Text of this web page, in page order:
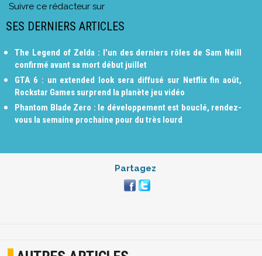
Suivre ce rédacteur sur
SES DERNIERS ARTICLES
The Legend of Zelda : l'un des derniers rôles de Sam Neill
confirmé avant sa mort début juillet
GTA 6 : un extended look sera diffusé sur Netflix fin août,
Rockstar Games surprend la planète jeu vidéo
Phantom Blade Zero : le développement est bouclé, rendez-
vous la semaine prochaine pour du très lourd
Partagez